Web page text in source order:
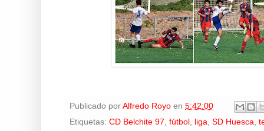
Publicado por Alfredo Royo en 5:42:00
Etiquetas: CD Belchite 97, fútbol , liga, SD Huesca,